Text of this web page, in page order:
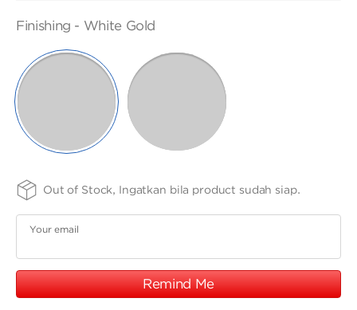
SIZE
19cm
FINISHING
WHITE
ROSE
PURITY
Finishing - White Gold
SELECTED
Out of Stock, Ingatkan bila product sudah siap.
Your email
Remind Me